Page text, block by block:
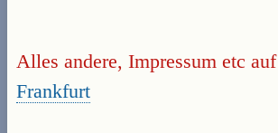
Alles andere, Impressum etc auf
Frankfurt